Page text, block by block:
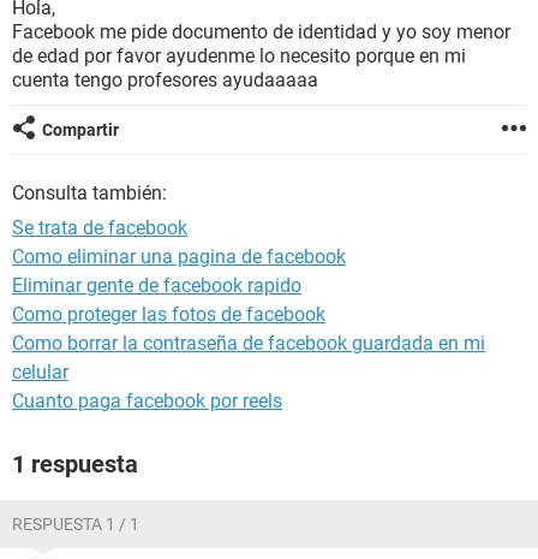
Hola,
Facebook me pide documento de identidad y yo soy menor
de edad por favor ayudenme lo necesito porque en mi
cuenta tengo profesores ayudaaaaa
Compartir
Consulta también:
Se trata de facebook
Como eliminar una pagina de facebook
Eliminar gente de facebook rapido
Como proteger las fotos de facebook
Como borrar la contraseña de facebook guardada en mi
celular
Cuanto paga facebook por reels
1 respuesta
RESPUESTA 1 / 1